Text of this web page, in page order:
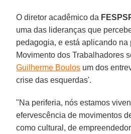
O diretor acadêmico da
uma das lideranças que
pedagogia, e está aplicando na
Movimento dos Trabalhadores
Guilherme Boulos um dos
crise das esquerdas'.
"Na periferia, nós estamos
efervescência de movimentos
como cultural, de